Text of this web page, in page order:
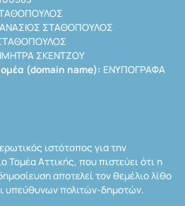
ΣΤΑΘΟΠΟΥΛΟΣ
ΣΚΕΝΤΖΟΥ
(domain name): ΕΝΥΠΟΓΡΑΦΑ
ιστότοπος για την
Τομέα Αττικής, που πιστεύει ότι η
αποτελεί τον θεμέλιο λίθο
υπεύθυνων πολιτών-δημοτών.